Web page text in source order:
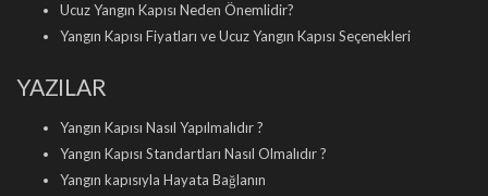
Ucuz Yangın Kapısı Neden Önemlidir?
Yangın Kapısı Fiyatları ve Ucuz Yangın Kapısı Seçenekleri
YAZILAR
Yangın Kapısı Nasıl Yapılmalıdır ?
Yangın Kapısı Standartları Nasıl Olmalıdır ?
Yangın kapısıyla Hayata Bağlanın